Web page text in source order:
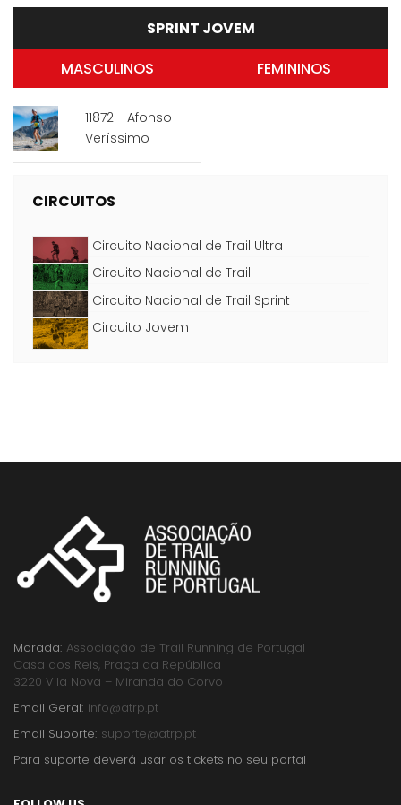
SPRINT JOVEM
MASCULINOS
11872 - Afonso
Veríssimo
FEMININOS
CIRCUITOS
Circuito Nacional de Trail Ultra
Circuito Nacional de Trail
Circuito Nacional de Trail Sprint
Circuito Jovem
Morada: Associação de Trail Running de Portugal
Casa dos Reis, Praça da República
3220 Vila Nova – Miranda do Corvo
Email Geral: info@atrp.pt
Email Suporte: suporte@atrp.pt
Para suporte deverá usar os tickets no seu portal